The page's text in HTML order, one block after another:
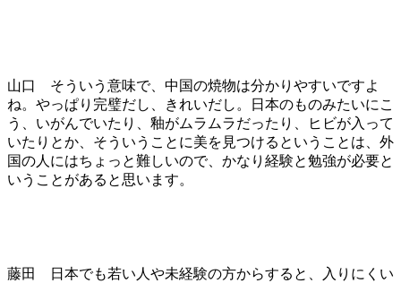
山口 そういう意味で、中国の焼物は分かりやすいですよ
ね。やっぱり完璧だし、きれいだし。日本のものみたいにこ
う、いがんでいたり、釉がムラムラだったり、ヒビが入って
いたりとか、そういうことに美を見つけるということは、外
国の人にはちょっと難しいので、かなり経験と勉強が必要と
いうことがあると思います。
藤田 日本でも若い人や未経験の方からすると、入りにくい